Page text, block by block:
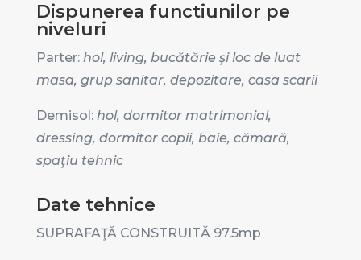
Dispunerea functiunilor pe
niveluri
Parter: hol, living, bucătărie şi loc de luat
masa, grup sanitar, depozitare, casa scarii
Demisol: hol, dormitor matrimonial,
dressing, dormitor copii, baie, cămară,
spaţiu tehnic
Date tehnice
SUPRAFAŢĂ CONSTRUITĂ 97,5mp